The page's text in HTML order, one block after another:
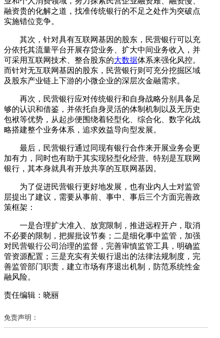
融资贵的化解之道，找准传统银行的不足之处作为突破点
实施错位竞争。
其次，针对具有互联网基因的股东，民营银行可以充
分依托其流量平台开展存贷业务、扩大中间业务收入，并
可采用互联网技术、整合股东的大数据体系来强化风控。
而针对无互联网基因的股东，民营银行则可充分挖掘区域
及股东产业链上下游的小微企业的深层次金融需求。
再次，民营银行应对传统银行和自身战略分别具备足
够的认识和借鉴，并依托自身灵活的体制机制以及无历史
包袱等优势，从起步便围绕着轻型化、综合化、数字化战
略搭建整个业务体系，追求效益导向型发展。
最后，民营银行通过同现有银行合作来开展业务会更
加有力，同时也有助于其实现轻型化经营。特别是互联网
银行，其本身就具有开放共享的互联网基因。
为了促进民营银行更好地发展，也有业内人士对监管
层提出了建议，需要从事前、事中、事后三个方面完善政
策框架：
一是合理扩大准入、放宽限制，推进远程开户，取消
不必要的限制，把握批设节奏；二是细化事中监管，加强
对民营银行公司治理的监督，完善审慎监管工具，明确监
管资源配置；三是充实有关银行退出的法律法规制度，完
善监管部门职责，建立市场有序退出机制，防范系统性金
融风险。
责任编辑：晓丽
免责声明：